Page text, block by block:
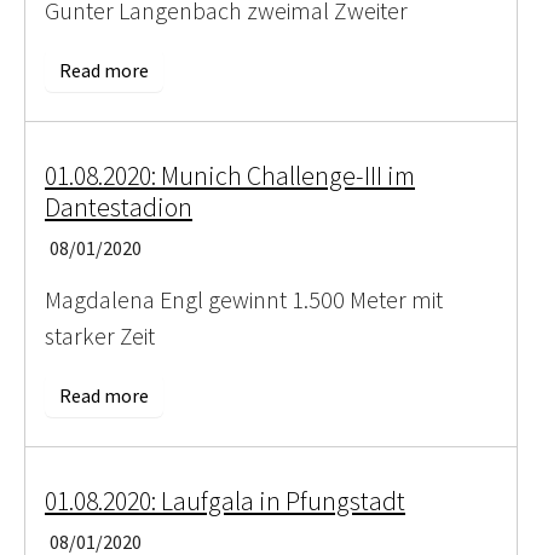
Gunter Langenbach zweimal Zweiter
Read more
01.08.2020: Munich Challenge-III im
Dantestadion
08/01/2020
Magdalena Engl gewinnt 1.500 Meter mit
starker Zeit
Read more
01.08.2020: Laufgala in Pfungstadt
08/01/2020